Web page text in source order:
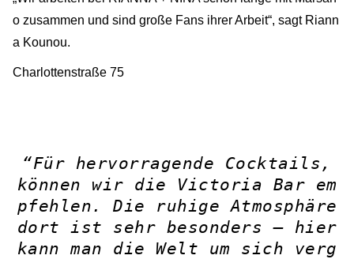
o zusammen und sind große Fans ihrer Arbeit“, sagt Riann
a Kounou.
Charlottenstraße 75
“Für hervorragende Cocktails,
können wir die Victoria Bar em
pfehlen. Die ruhige Atmosphäre
dort ist sehr besonders – hier
kann man die Welt um sich verg